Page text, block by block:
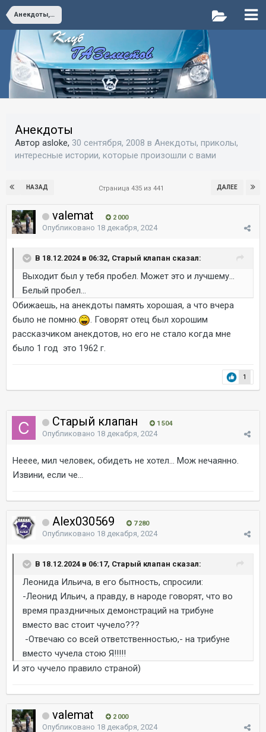
Анекдоты, приколы, интересные истории, которые произошли с вами
Анекдоты
Автор asloke, 30 сентября, 2008 в Анекдоты, приколы,
интересные истории, которые произошли с вами
НАЗАД ДАЛЕЕ
Страница 435 из 441
valemat 2 000
Опубликовано 18 декабря, 2024
В 18.12.2024 в 06:32, Старый клапан сказал:
Выходит был у тебя пробел. Может это и лучшему...
Белый пробел...
Обижаешь, на анекдоты память хорошая, а что вчера
было не помню.
. Говорят отец был хорошим
рассказчиком анекдотов, но его не стало когда мне
было 1 год это 1962 г.
1
Старый клапан 1 504
Опубликовано 18 декабря, 2024
Нееее, мил человек, обидеть не хотел... Мож нечаянно.
Извини, если че...
Alex030569 7 280
Опубликовано 18 декабря, 2024
В 18.12.2024 в 06:17, Старый клапан сказал:
Леонида Ильича, в его бытность, спросили:
-Леонид Ильич, а правду, в народе говорят, что во
время праздничных демонстраций на трибуне
вместо вас стоит чучело???
-Отвечаю со всей ответственностью,- на трибуне
вместо чучела стою Я!!!!!
И это чучело правило страной)
valemat 2 000
Опубликовано 18 декабря, 2024